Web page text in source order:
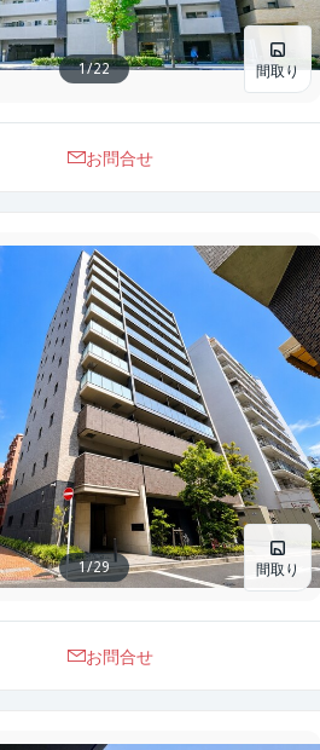
間取り
1/22
お問合せ
間取り
1/29
お問合せ